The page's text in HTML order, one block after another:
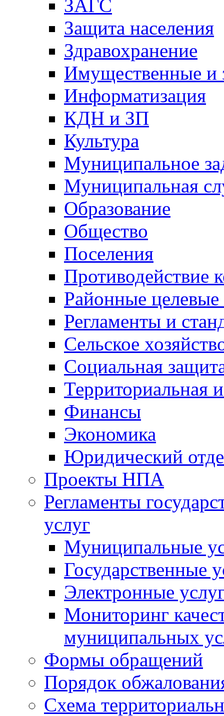
ЗАГС
Защита населения
Здравохранение
Имущественные и
Информатизация
КДН и ЗП
Культура
Муниципальное
Муниципальная
Образование
Общество
Поселения
Противодействие
Районные
Регламенты и
Сельское
Социальная
Территориальная
Финансы
Экономика
Юридический
Проекты НПА
Регламенты
услуг
Муниципальные
Государственные
Электронные
Мониторинг
муниципальных
Формы обращений
Порядок
Схема